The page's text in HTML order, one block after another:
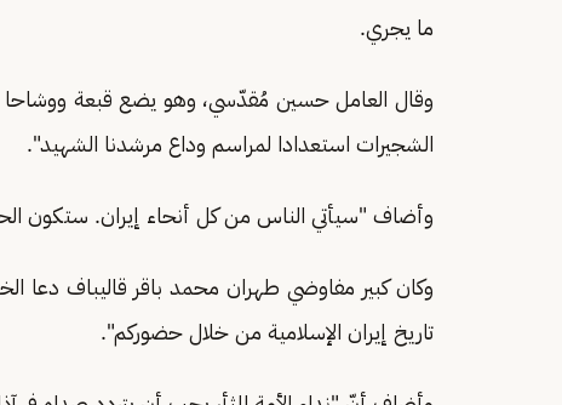
ما يجري.
وقال العامل حسين مُقدّسي، وهو يضع قبعة ووشاحا
الشجيرات استعدادا لمراسم وداع مرشدنا الشهيد".
وأضاف "سيأتي الناس من كل أنحاء إيران. ستكون
وكان كبير مفاوضي طهران محمد باقر قاليباف دعا
تاريخ إيران الإسلامية من خلال حضوركم".